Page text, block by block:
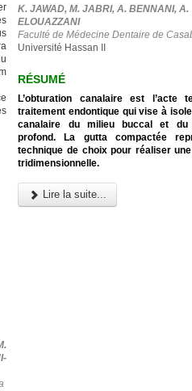
K. JAWAD, M. JABRI, A. BENNANI, A.
ELOUAZZANI
Faculté de Médecine Dentaire de
Université Hassan II
RÉSUMÉ
L’obturation canalaire est l’acte
traitement endontique qui vise à
canalaire du milieu buccal et du
profond. La gutta compactée
technique de choix pour réaliser
tridimensionnelle.
Lire la suite...